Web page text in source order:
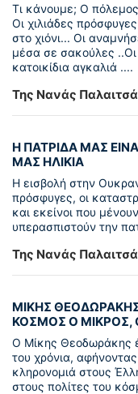
Τι κάνουμε; Ο
Οι χιλιάδες
στο χιόνι... Οι
μέσα σε σακούλες
κατοικίδια αγκαλιά ....
Της Νανάς
Η ΠΑΤΡΙΔΑ ΜΑΣ
ΜΑΣ ΗΛΙΚΙΑ
Η εισβολή στην
πρόσφυγες, οι
και εκείνοι που
υπερασπιστούν την
Της Νανάς
ΜΙΚΗΣ ΘΕΟΔΩΡΑΚΗΣ
ΚΟΣΜΟΣ Ο ΜΙΚΡΟΣ,
Ο Μίκης Θεοδωράκης
του χρόνια,
κληρονομιά στους
στους πολίτες του